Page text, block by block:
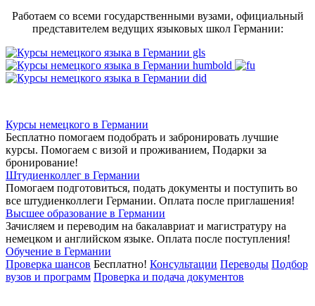
Работаем со всеми государственными вузами, официальный
представителем ведущих языковых школ Германии:
Курсы немецкого в Германии
Бесплатно помогаем подобрать и забронировать лучшие
курсы. Помогаем с визой и проживанием, Подарки за
бронирование!
Штудиенколлег в Германии
Помогаем подготовиться, подать документы и поступить во
все штудиенколлеги Германии. Оплата после приглашения!
Высшее образование в Германии
Зачисляем и переводим на бакалавриат и магистратуру на
немецком и английском языке. Оплата после поступления!
Обучение в Германии
Проверка шансов Бесплатно! Консультации Переводы Подбор
вузов и программ Проверка и подача документов